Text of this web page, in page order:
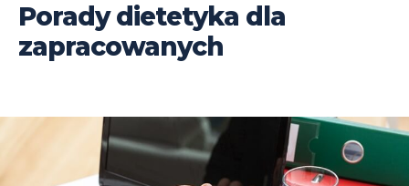
Porady dietetyka dla
zapracowanych